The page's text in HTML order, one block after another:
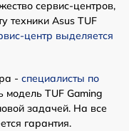
сервис-центров,
техники Asus TUF
центр выделяется
- специалисты по
модель TUF Gaming
задачей. На все
гарантия.